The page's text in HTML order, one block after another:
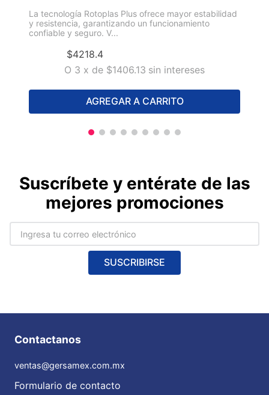
La tecnología Rotoplas Plus ofrece mayor estabilidad
y resistencia, garantizando un funcionamiento
confiable y seguro. V...
$4218.4
O 3 x de $1406.13 sin intereses
AGREGAR A CARRITO
Suscríbete y entérate de las
mejores promociones
SUSCRIBIRSE
Contactanos
ventas@gersamex.com.mx
Formulario de contacto